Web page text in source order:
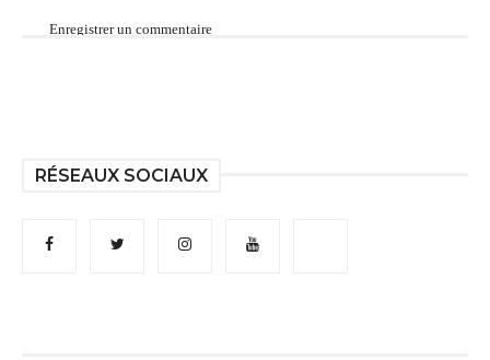
Enregistrer un commentaire
RÉSEAUX SOCIAUX